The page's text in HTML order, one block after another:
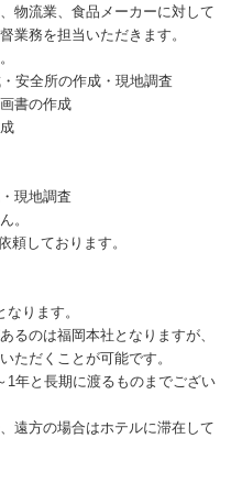
物流業、食品メーカーに対して
業務を担当いただきます。
安全所の作成・現地調査
書の作成
現地調査
。
頼しております。
ります。
るのは福岡本社となりますが、
ただくことが可能です。
1年と長期に渡るものまでござい
遠方の場合はホテルに滞在して